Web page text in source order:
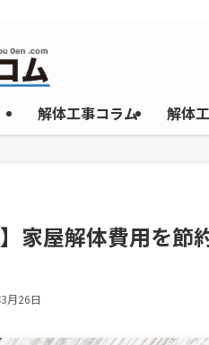
解体工事コラム 解体
家屋解体費用を
月26日